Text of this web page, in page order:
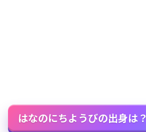
はなのにちようびの出身は？